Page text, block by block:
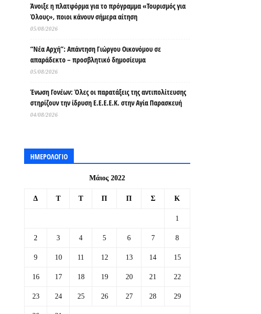
Άνοιξε η πλατφόρμα για το πρόγραμμα «Τουρισμός για
Όλους», ποιοι κάνουν σήμερα αίτηση
05/08/2026
“Νέα Αρχή”: Απάντηση Γιώργου Οικονόμου σε
απαράδεκτο – προσβλητικό δημοσίευμα
05/08/2026
Ένωση Γονέων: Όλες οι παρατάξεις της αντιπολίτευσης
στηρίζουν την ίδρυση Ε.Ε.Ε.Ε.Κ. στην Αγία Παρασκευή
04/08/2026
ΗΜΕΡΟΛΟΓΙΟ
Μάιος 2022
Δ Τ Τ Π Π Σ Κ
1
2 3 4 5 6 7 8
9 10 11 12 13 14 15
16 17 18 19 20 21 22
23 24 25 26 27 28 29